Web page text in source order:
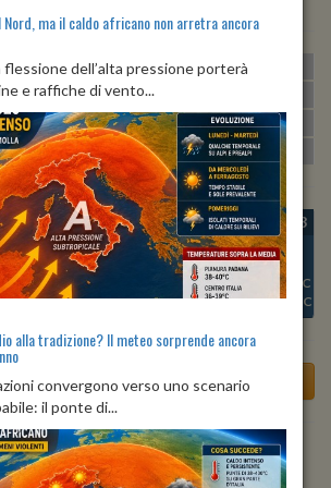
min:24º max:32º U:
min:32º max:33º
min:26º max:33º U:59% 76%
min: 25º max:28º U:77%
09
Min:29°C
35°C
LUN 10
Min:
28°C
Max:35°C
MAR 11
Max:35°C
MER 12
Min:28°C
Max:35°C
GIO 13
26°C
Max:33°C
a Terralba tra 6 giorni
ma il caldo africano non arretra ancora
dell’alta pressione porterà
e raffiche di vento...
alla tradizione? Il meteo sorprende ancora
convergono verso uno scenario
il ponte di...